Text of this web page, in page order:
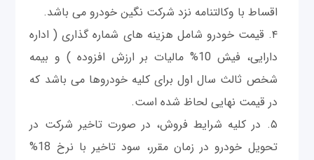
اقساط با وکالتنامه نزد شرکت نگین خودرو می باشد.
قیمت خودرو شامل هزینه های شماره گذاری ( اداره
دارایی، فیش 10% مالیات بر ارزش افزوده ) و بیمه
شخص ثالث سال اول برای کلیه خودروها می باشد که
در قیمت نهایی لحاظ شده است.
در کلیه شرایط فروش، در صورت تاخیر شرکت در
تحویل خودرو در زمان مقرر، سود تاخیر با نرخ 18%